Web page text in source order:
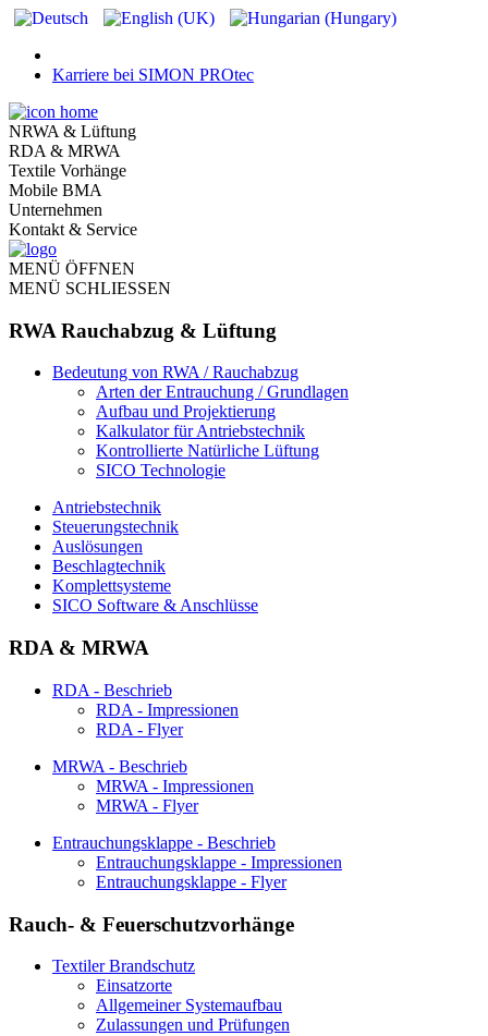
Karriere bei SIMON PROtec
NRWA & Lüftung
RDA & MRWA
Textile Vorhänge
Mobile BMA
Unternehmen
Kontakt & Service
MENÜ ÖFFNEN
MENÜ SCHLIESSEN
RWA Rauchabzug & Lüftung
Bedeutung von RWA / Rauchabzug
Arten der Entrauchung / Grundlagen
Aufbau und Projektierung
Kalkulator für Antriebstechnik
Kontrollierte Natürliche Lüftung
SICO Technologie
Antriebstechnik
Steuerungstechnik
Auslösungen
Beschlagtechnik
Komplettsysteme
SICO Software & Anschlüsse
RDA & MRWA
RDA - Beschrieb
RDA - Impressionen
RDA - Flyer
MRWA - Beschrieb
MRWA - Impressionen
MRWA - Flyer
Entrauchungsklappe - Beschrieb
Entrauchungsklappe - Impressionen
Entrauchungsklappe - Flyer
Rauch- & Feuerschutzvorhänge
Textiler Brandschutz
Einsatzorte
Allgemeiner Systemaufbau
Zulassungen und Prüfungen